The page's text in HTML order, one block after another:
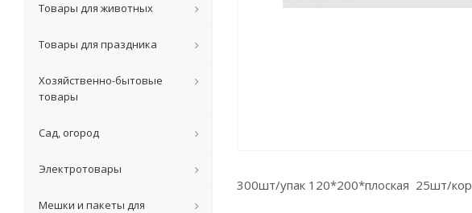
300шт/упак 120*200*плоская 25шт/кор
Товары для животных
Товары для праздника
Хозяйственно-бытовые
товары
Сад, огород
Электротовары
Мешки и пакеты для